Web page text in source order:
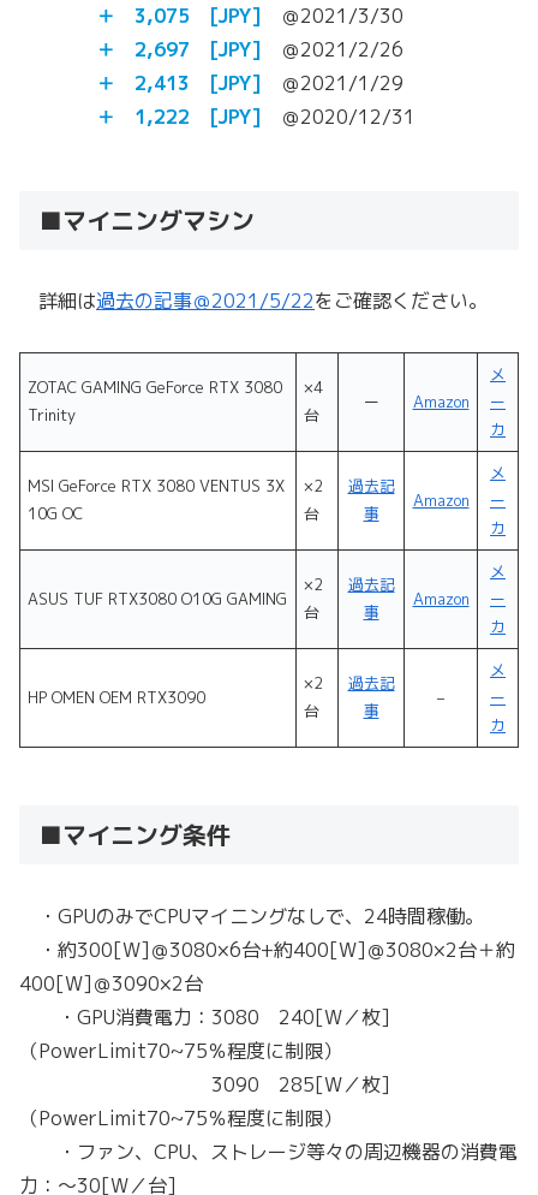
＋ 3,075 [JPY] ＠2021/3/30
＋ 2,697 [JPY] ＠2021/2/26
＋ 2,413 [JPY] ＠2021/1/29
＋ 1,222 [JPY] ＠2020/12/31
■マイニングマシン
詳細は過去の記事＠2021/5/22をご確認ください。
ZOTAC GAMING GeForce RTX 3080
Trinity
×4
台
ー Amazon
メ
ー
カ
MSI GeForce RTX 3080 VENTUS 3X
10G OC
×2
台
過去記
事
Amazon
メ
ー
カ
ASUS TUF RTX3080 O10G GAMING
×2
台
過去記
事
Amazon
メ
ー
カ
HP OMEN OEM RTX3090
×2
台
過去記
事
–
メ
ー
カ
■マイニング条件
・GPUのみでCPUマイニングなしで、24時間稼働。
・約300[W]＠3080×6台+約400[W]＠3080×2台＋約
400[W]＠3090×2台
・GPU消費電力：3080 240[W／枚]
（PowerLimit70~75％程度に制限）
3090 285[W／枚]
（PowerLimit70~75％程度に制限）
・ファン、CPU、ストレージ等々の周辺機器の消費電
力：～30[W／台]